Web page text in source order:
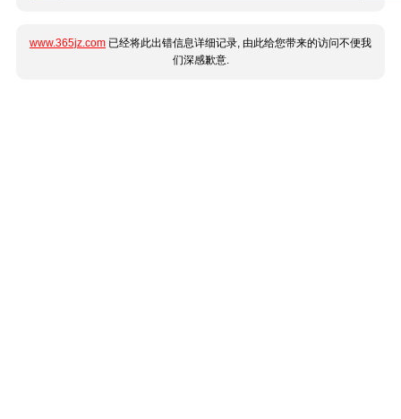
www.365jz.com 已经将此出错信息详细记录, 由此给您带来的访问不便我
们深感歉意.